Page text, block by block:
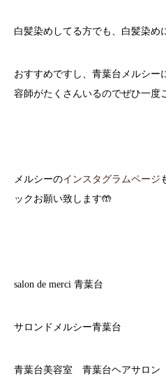
白髪染めしてる方でも、白髪染め
おすすめですし、青葉台メルシー
容師がたくさんいるのでぜひ一度
メルシーのインスタグラムページ
ックお願い致します🤲
salon de merci 青葉台
サロンドメルシー青葉台
青葉台美容室 青葉台ヘアサロン